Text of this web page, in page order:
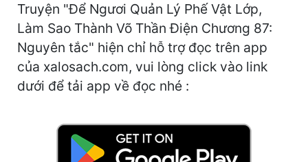
Học Đường
Khoa Huyễn
Khoa Huyễn Không Gian
Kinh Dị
Truyện "Để Ngươi Quản Lý Phế Vật Lớp,
Làm Sao Thành Võ Thần Điện Chương 87:
Nguyên tắc" hiện chỉ hỗ trợ đọc trên app
của xalosach.com, vui lòng click vào link
dưới để tải app về đọc nhé :